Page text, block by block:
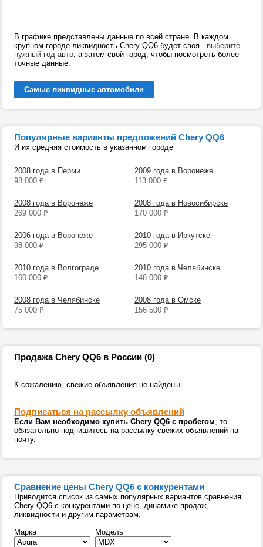
В графике представлены данные по всей стране. В каждом
крупном городе ликвидность Chery QQ6 будет своя - выберите
нужный год авто, а затем свой город, чтобы посмотреть более
точные данные.
Самые ликвидные автомобили
Популярные варианты предложений Chery QQ6
И их средняя стоимость в указанном городе
2008 года в Перми
98 000 ₽
2009 года в Воронеже
113 000 ₽
2008 года в Воронеже
269 000 ₽
2008 года в Новосибирске
170 000 ₽
2006 года в Воронеже
98 000 ₽
2010 года в Иркутске
295 000 ₽
2010 года в Волгограде
160 000 ₽
2010 года в Челябинске
148 000 ₽
2008 года в Челябинске
75 000 ₽
2008 года в Омске
156 500 ₽
Продажа Chery QQ6 в России (0)
К сожалению, свежие объявления не найдены.
Подписаться на рассылку объявлений
Если Вам необходимо купить Chery QQ6 с пробегом, то
обязательно подпишитесь на рассылку свежих объявлений на
почту.
Сравнение цены Chery QQ6 с конкурентами
Приводится список из самых популярных вариантов сравнения
Chery QQ6 с конкурентами по цене, динамике продаж,
ликвидности и другим параметрам.
Марка
Модель